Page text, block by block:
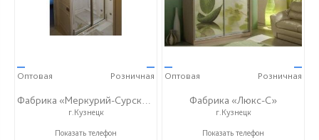
—
Оптовая
—
Розничная
Фабрика «Меркурий-Сурский»
г.Кузнецк
+7 (8415) 73-05-06
Показать телефон
—
Оптовая
—
Розничная
Фабрика «Люкс-С»
г.Кузнецк
+ 7 (999) 748-11-11
Показать телефон